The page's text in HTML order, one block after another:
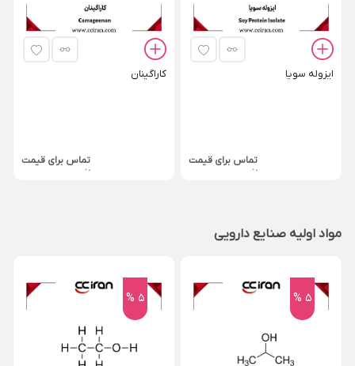
ایزوله سویا
تماس برای قیمت
کاراگینان
تماس برای قیمت
مواد اولیه صنایع دارویی
5 %
5 %